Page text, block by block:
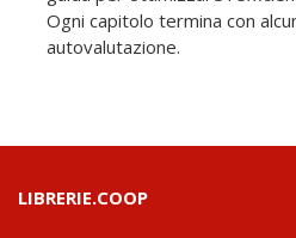
Ogni capitolo termina con
autovalutazione.
LIBRERIE.COOP